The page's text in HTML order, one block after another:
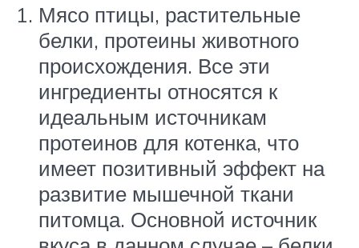
Мясо птицы, растительные
белки, протеины животного
происхождения. Все эти
ингредиенты относятся к
идеальным источникам
протеинов для котенка, что
имеет позитивный эффект на
развитие мышечной ткани
питомца. Основной источник